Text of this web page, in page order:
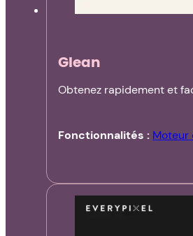
Glean
Obtenez rapidement et
Fonctionnalités : Moteur